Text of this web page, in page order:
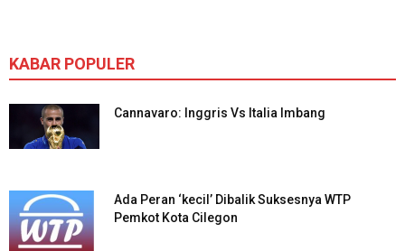
KABAR POPULER
Cannavaro: Inggris Vs Italia Imbang
Ada Peran ‘kecil’ Dibalik Suksesnya WTP
Pemkot Kota Cilegon